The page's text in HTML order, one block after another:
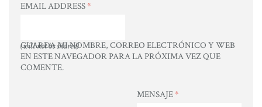
EMAIL ADDRESS*
(will not be shared)
GUARDA MI NOMBRE, CORREO ELECTRÓNICO Y WEB
EN ESTE NAVEGADOR PARA LA PRÓXIMA VEZ QUE
COMENTE.
MENSAJE*